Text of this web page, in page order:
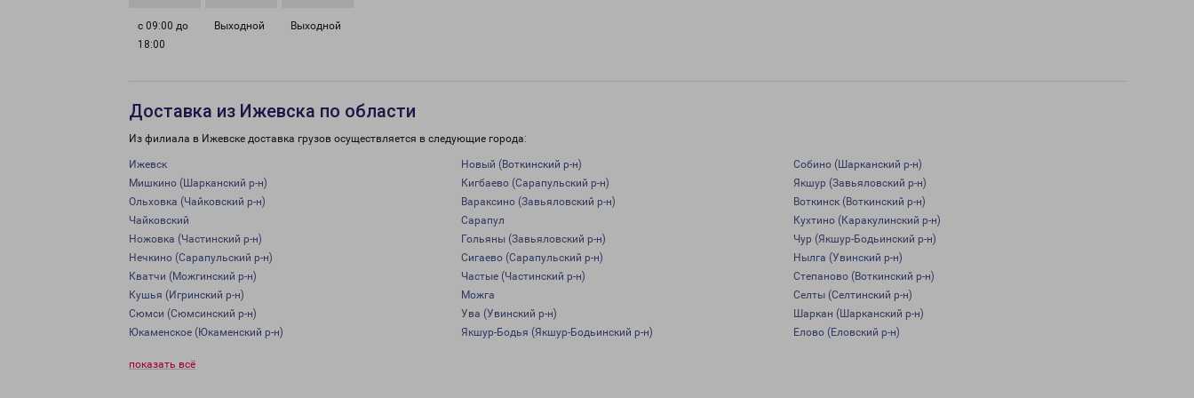
с 09:00 до
18:00
Выходной Выходной
Доставка из Ижевска по области
Из филиала в Ижевске доставка грузов осуществляется в следующие города:
Ижевск Новый (Воткинский р-н)
Собино (Шарканский р-н)
Мишкино (Шарканский р-н)
Кигбаево (Сарапульский р-н)
Якшур (Завьяловский р-н)
Ольховка (Чайковский р-н)
Вараксино (Завьяловский р-н)
Воткинск (Воткинский р-н)
Чайковский
Сарапул
Кухтино (Каракулинский р-н)
Ножовка (Частинский р-н)
Гольяны (Завьяловский р-н)
Чур (Якшур-Бодьинский р-н)
Нечкино (Сарапульский р-н)
Сигаево (Сарапульский р-н)
Нылга (Увинский р-н)
Кватчи (Можгинский р-н)
Частые (Частинский р-н)
Степаново (Воткинский р-н)
Кушья (Игринский р-н)
Можга
Селты (Селтинский р-н)
Сюмси (Сюмсинский р-н)
Ува (Увинский р-н)
Шаркан (Шарканский р-н)
Юкаменское (Юкаменский р-н)
Якшур-Бодья (Якшур-Бодьинский р-н) Елово (Еловский р-н)
показать всё